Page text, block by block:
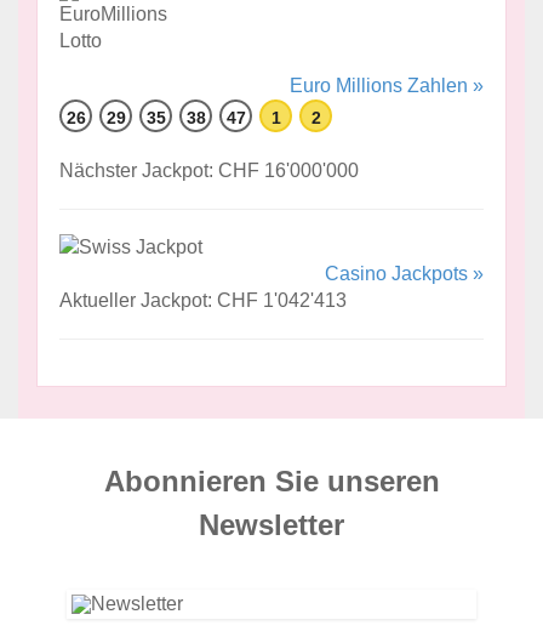
Euro Millions Zahlen »
26 29 35 38 47 1 2
Nächster Jackpot: CHF 16'000'000
Casino Jackpots »
Aktueller Jackpot: CHF 1'042'413
Abonnieren Sie unseren
News­letter